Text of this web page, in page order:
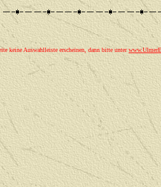
keine Auswahlleiste erscheinen, dann bitte unter